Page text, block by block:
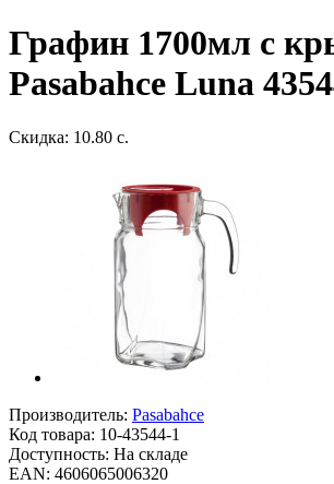
Графин 1700мл с
Pasabahce Luna
Скидка: 10.80 с.
Производитель: Pasabahce
Код товара: 10-43544-1
Доступность: На складе
EAN: 4606065006320